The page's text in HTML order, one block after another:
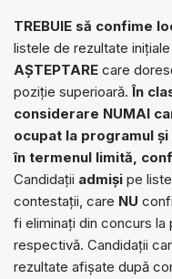
TREBUIE să confime
listele de rezultate
AȘTEPTARE care
poziție superioară.În
considerare NUMAI
ocupat la programul
în termenul limită,
Candidații admiși pe
contestații, care NU
fi eliminați din concurs
respectivă. Candidații
rezultate afișate după